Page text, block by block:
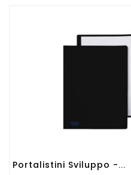
Portalistini Sviluppo -...